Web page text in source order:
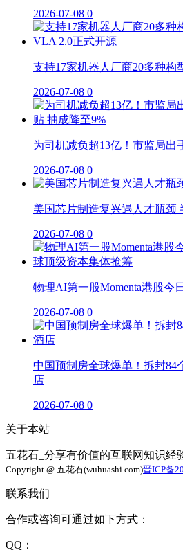
2026-07-08 0
支持17家机器人厂商20多种构
2026-07-08 0
为司机减负超13亿！市监局出
2026-07-08 0
美国芯片制造复兴遇人才瓶颈
2026-07-08 0
物理AI第一股Momenta港股今
2026-07-08 0
中国预制房全球爆单！拆封84
店
2026-07-08 0
关于本站
五花石_分享有价值的互联网知识经
Copyright @ 五花石(wuhuashi.com)晋ICP备
联系我们
合作或咨询可通过如下方式：
QQ：